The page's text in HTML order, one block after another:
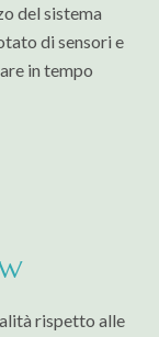
del sistema
di sensori e
in tempo
rispetto alle